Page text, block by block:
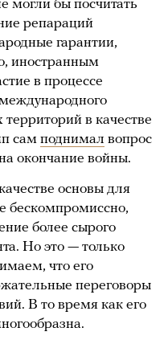
могли бы посчитать
репараций
гарантии,
иностранным
в процессе
в качестве
сам поднимал вопрос
окончание войны.
основы для
бескомпромиссно,
более сырого
Но это — только
что его
переговоры
В то время как его